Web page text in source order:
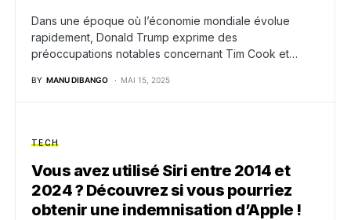
Dans une époque où l’économie mondiale évolue
rapidement, Donald Trump exprime des
préoccupations notables concernant Tim Cook et…
BY MANU DIBANGO MAI 15, 2025
TECH
Vous avez utilisé Siri entre 2014 et
2024 ? Découvrez si vous pourriez
obtenir une indemnisation d’Apple !